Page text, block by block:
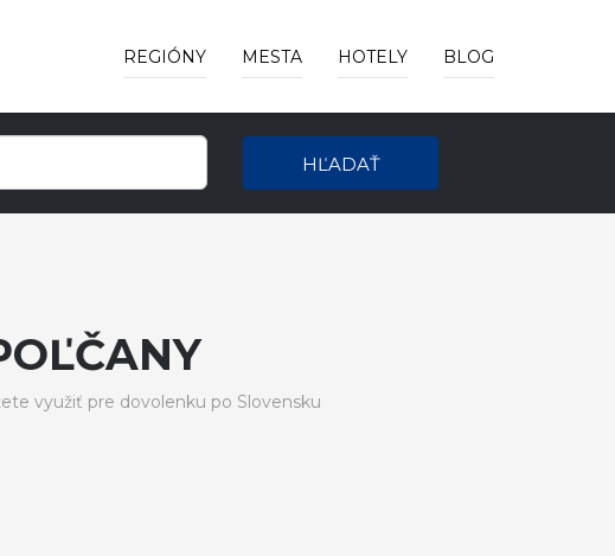
REGIÓNY MESTA HOTELY BLOG
HĽADAŤ
využiť pre dovolenku po Slovensku